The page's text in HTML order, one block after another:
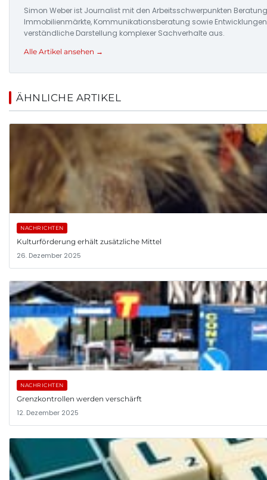
Simon Weber ist Journalist mit den Arbeitsschwerpunkten
Immobilienmärkte, Kommunikationsberatung sowie
verständliche Darstellung komplexer Sachverhalte aus.
Alle Artikel ansehen →
ÄHNLICHE ARTIKEL
NACHRICHTEN
Kulturförderung erhält zusätzliche Mittel
26. Dezember 2025
NACHRICHTEN
Grenzkontrollen werden verschärft
12. Dezember 2025